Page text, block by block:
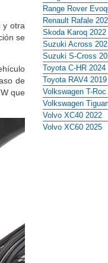
y otra
se
de
que
Peugeot 3008 2024
Range Rover
Renault Rafale 2024
Skoda Karoq 2022
Suzuki Across
Suzuki S-Cross
Toyota C-HR 2024
Toyota RAV4 2019
Volkswagen T-Roc
Volkswagen Tiguan
Volvo XC40 2022